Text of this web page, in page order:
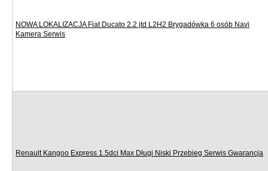
NOWA LOKALIZACJA Fiat Ducato 2.2 jtd L2H2 Brygadówka 6 osób Navi
Kamera Serwis
Renault Kangoo Express 1.5dci Max Długi Niski Przebieg Serwis Gwarancja